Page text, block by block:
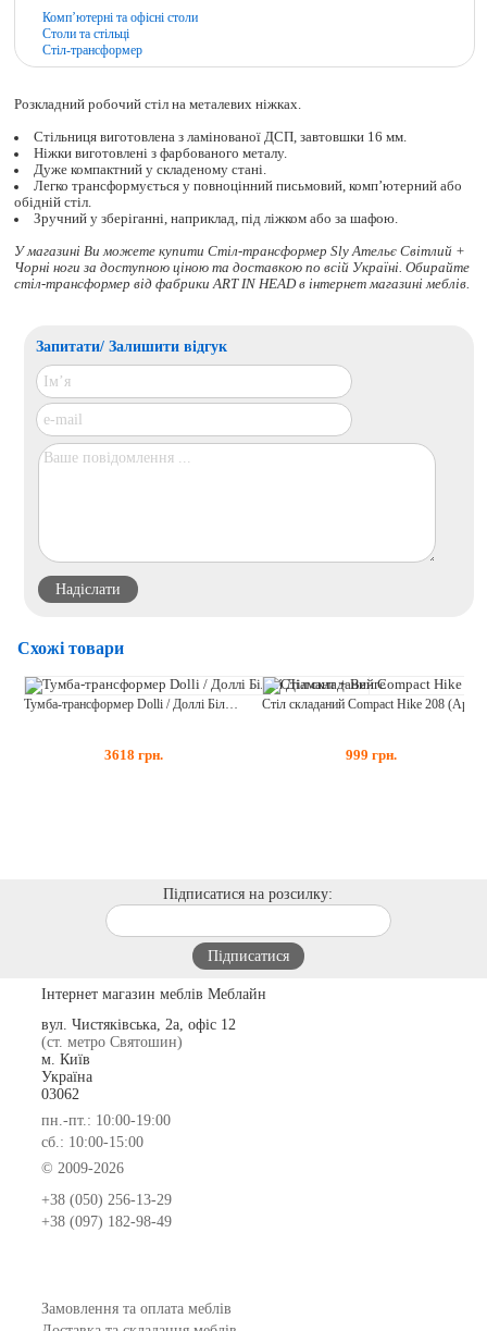
Комп’ютерні та офісні столи
Столи та стільці
Стіл-трансформер
Розкладний робочий стіл на металевих ніжках.
Стільниця виготовлена з ламінованої ДСП, завтовшки 16 мм.
Ніжки виготовлені з фарбованого металу.
Дуже компактний у складеному стані.
Легко трансформується у повноцінний письмовий, комп’ютерний або
обідній стіл.
Зручний у зберіганні, наприклад, під ліжком або за шафою.
У магазині Ви можете купити Стіл-трансформер Sly Ательє Світлий +
Чорні ноги за доступною ціною та доставкою по всій Україні. Обирайте
стіл-трансформервід фабрики ART IN HEAD в інтернет магазині меблів.
Запитати/ Залишити відгук
Схожі товари
Тумба-трансформер Dolli / Доллі Білий Діамант + Венге
3618 грн. 999 грн.
Підписатися на розсилку:
Інтернет магазин меблів Меблайн
вул. Чистяківська, 2а, офіс 12
(ст. метро Святошин)
м. Київ
Україна
03062
пн.-пт.: 10:00-19:00
сб.: 10:00-15:00
© 2009-2026
+38 (050) 256-13-29
+38 (097) 182-98-49
Замовлення та оплата меблів